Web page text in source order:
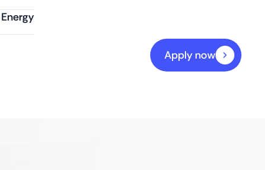
Apply now